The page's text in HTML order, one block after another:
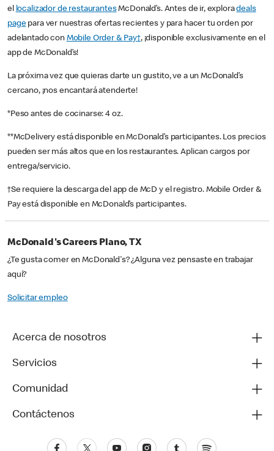
el localizador de restaurantesMcDonald’s. Antes de ir, exploradeals
pagepara ver nuestras ofertas recientes y para hacer tu orden por
adelantado con Mobile Order & Pay†, ¡disponible exclusivamente en el
app de McDonald’s!
La próxima vez que quieras darte un gustito, ve a un McDonald’s
cercano, ¡nos encantará atenderte!
*Peso antes de cocinarse: 4 oz.
**McDelivery está disponible en McDonald’s participantes. Los precios
pueden ser más altos que en los restaurantes. Aplican cargos por
entrega/servicio.
†Se requiere la descarga del app de McD y el registro. Mobile Order &
Pay está disponible en McDonald’s participantes.
McDonald's Careers Plano, TX
¿Te gusta comer en McDonald's? ¿Alguna vez pensaste en trabajar
aquí?
Solicitar empleo
Acerca de nosotros
Servicios
Comunidad
Contáctenos